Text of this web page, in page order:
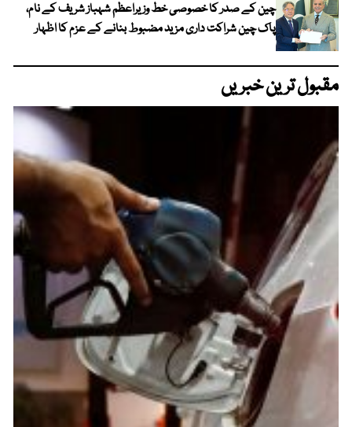
چین کے صدر کا خصوصی خط وزیراعظم شہباز شریف کے نام،
پاک چین شراکت داری مزید مضبوط بنانے کے عزم کا اظہار
مقبول ترین خبریں